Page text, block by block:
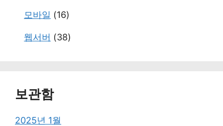
모바일 (16)
웹서버 (38)
보관함
2025년 1월